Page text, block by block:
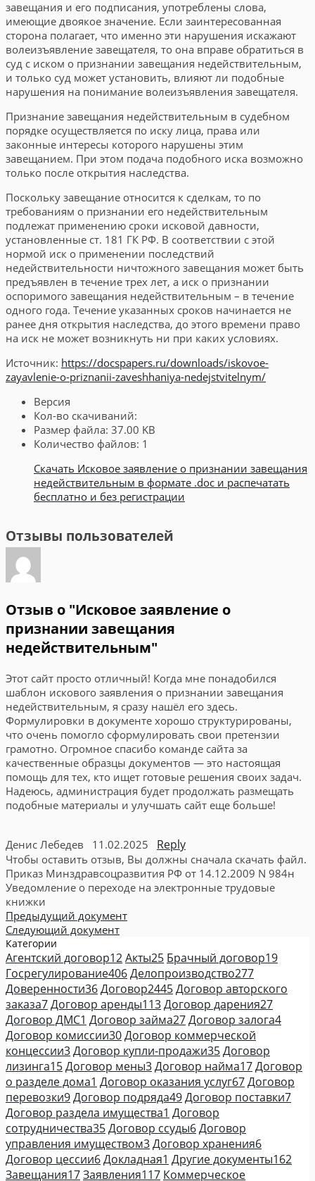
завещания и его подписания, употреблены слова,
имеющие двоякое значение. Если заинтересованная
сторона полагает, что именно эти нарушения искажают
волеизъявление завещателя, то она вправе обратиться в
суд с иском о признании завещания недействительным,
и только суд может установить, влияют ли подобные
нарушения на понимание волеизъявления завещателя.
Признание завещания недействительным в судебном
порядке осуществляется по иску лица, права или
законные интересы которого нарушены этим
завещанием. При этом подача подобного иска возможно
только после открытия наследства.
Поскольку завещание относится к сделкам, то по
требованиям о признании его недействительным
подлежат применению сроки исковой давности,
установленные ст. 181 ГК РФ. В соответствии с этой
нормой иск о применении последствий
недействительности ничтожного завещания может быть
предъявлен в течение трех лет, а иск о признании
оспоримого завещания недействительным – в течение
одного года. Течение указанных сроков начинается не
ранее дня открытия наследства, до этого времени право
на иск не может возникнуть ни при каких условиях.
Источник: https://docspapers.ru/downloads/iskovoe-
zayavlenie-o-priznanii-zaveshhaniya-nedejstvitelnym/
Версия
Кол-во скачиваний:
Размер файла: 37.00 KB
Количество файлов: 1
Скачать Исковое заявление о признании завещания
недействительным в формате .doc и распечатать
бесплатно и без регистрации
Отзывы пользователей
Отзыв о "Исковое заявление о
признании завещания
недействительным"
Этот сайт просто отличный! Когда мне понадобился
шаблон искового заявления о признании завещания
недействительным, я сразу нашёл его здесь.
Формулировки в документе хорошо структурированы,
что очень помогло сформулировать свои претензии
грамотно. Огромное спасибо команде сайта за
качественные образцы документов — это настоящая
помощь для тех, кто ищет готовые решения своих задач.
Надеюсь, администрация будет продолжать размещать
подобные материалы и улучшать сайт еще больше!
Денис Лебедев 11.02.2025 Reply
Чтобы оставить отзыв, Вы должны сначала скачать файл.
Приказ Минздравсоцразвития РФ от 14.12.2009 N 984н
Уведомление о переходе на электронные трудовые
книжки
Предыдущий документ
Следующий документ
Категории
Агентский договор12Акты25 Брачный договор19
Госрегулирование406Делопроизводство277
Доверенности36Договор2445Договор авторского
заказа7Договор аренды113Договор дарения27
Договор ДМС1 Договор займа27Договор залога4
Договор комиссии30Договор коммерческой
концессии3Договор купли-продажи35Договор
лизинга15Договор мены3Договор найма17Договор
о разделе дома1 Договор оказания услуг67Договор
перевозки9Договор подряда49Договор поставки7
Договор раздела имущества1 Договор
сотрудничества35Договор ссуды6Договор
управления имуществом3Договор хранения6
Договор цессии6Докладная1 Другие документы162
Завещания17Заявления117 Коммерческое